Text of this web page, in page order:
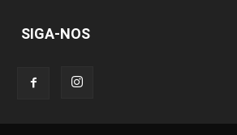
SIGA-NOS